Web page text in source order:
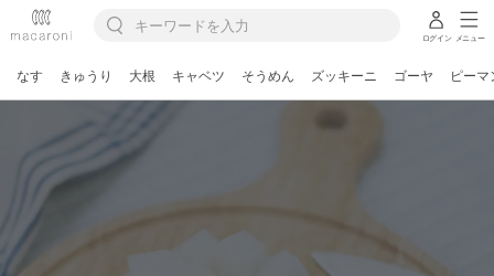
ログイン メニュー
なす きゅうり 大根 キャベツ そうめん ズッキーニ ゴーヤ ピーマ